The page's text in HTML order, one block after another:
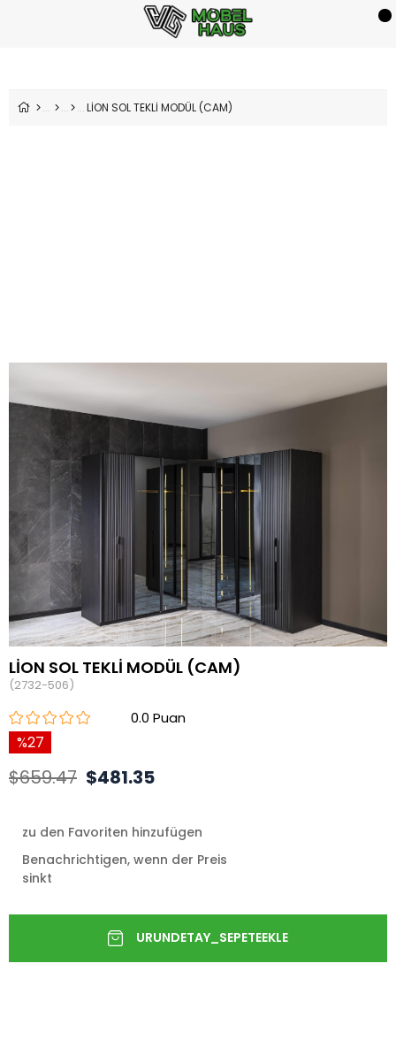
LİON SOL TEKLİ MODÜL (CAM)
LİON SOL TEKLİ MODÜL (CAM)
(2732-506)
0.0
27
$659.47 $481.35
zu den Favoriten hinzufügen
Benachrichtigen, wenn der Preis
sinkt